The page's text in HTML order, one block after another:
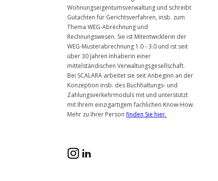
Wohnungseigentumsverwaltung und schreibt
Gutachten für Gerichtsverfahren, insb. zum
Thema WEG-Abrechnung und
Rechnungswesen. Sie ist Mitentwicklerin der
WEG-Musterabrechnung 1.0 - 3.0 und ist seit
über 30 Jahren Inhaberin einer
mittelständischen Verwaltungsgesellschaft.
Bei SCALARA arbeitet sie seit Anbeginn an der
Konzeption insb. des Buchhaltungs- und
Zahlungsverkehrmoduls mit und unterstützt
mit Ihrem einzigartigem fachlichen Know-How.
Mehr zu Ihrer Personfinden Sie hier.